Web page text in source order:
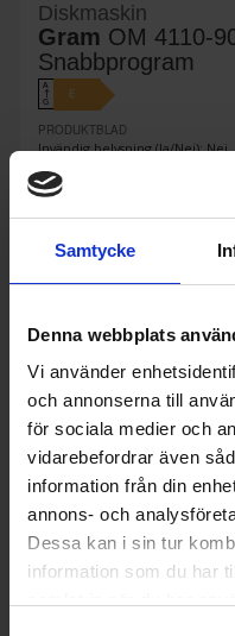
Samtycke
Denna webbplats
Vi använder
och annonserna till
för sociala medier och
vidarebefordrar även
information från din
annons- och
Dessa kan i sin tur
information som du har
Diskmaskin
Gram OM 4110-
Snabbprogram
A
↑
G
E
PRODUKTBLAD
Invändig belysning (Ja/Nej): Nej
Toppkorg (Ja/Nej): Nej
Ljudnivå (dBA): 47